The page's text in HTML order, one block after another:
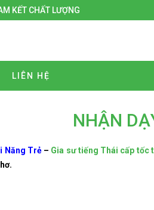
KẾT CHẤT LƯỢNG
LIÊN HỆ
NHẬN
Năng Trẻ– Gia sư tiếng Thái cấp tốc